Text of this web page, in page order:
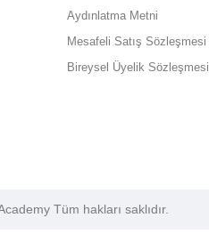
Aydınlatma Metni
Mesafeli Satış Sözleşmesi
Bireysel Üyelik Sözleşmesi
Tüm hakları saklıdır.